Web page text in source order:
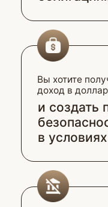
быстро
Крипта
в 2026